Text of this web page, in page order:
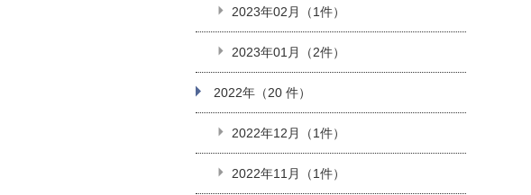
2023年02月（1件）
2023年01月（2件）
2022年（20 件）
2022年12月（1件）
2022年11月（1件）